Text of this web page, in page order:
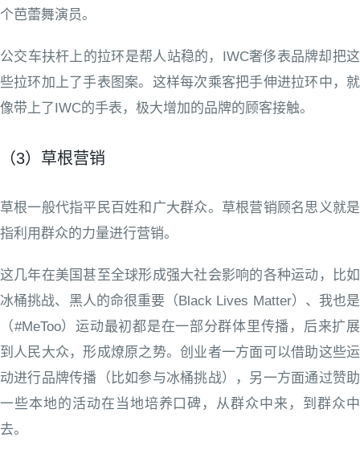
个芭蕾舞演员。
公交车扶杆上的拉环是帮人站稳的，IWC奢侈表品牌却把这
些拉环加上了手表图案。这样每次乘客把手伸进拉环中，就
像带上了IWC的手表，极大增加的品牌的顾客接触。
（3）草根营销
草根一般代指平民百姓和广大群众。草根营销顾名思义就是
指利用群众的力量进行营销。
这几年在美国甚至全球形成强大社会影响的各种运动，比如
冰桶挑战、黑人的命很重要（Black Lives Matter）、我也是
（#MeToo）运动最初都是在一部分群体里传播，后来扩展
到人民大众，形成燎原之势。创业者一方面可以借助这些运
动进行品牌传播（比如参与冰桶挑战），另一方面通过赞助
一些本地的活动在当地培养口碑，从群众中来，到群众中
去。